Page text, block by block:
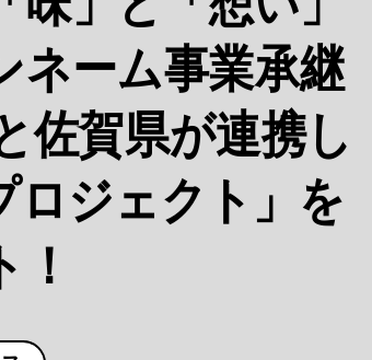
ネーム事業承継
佐賀県が連携し
ロジェクト」を
！